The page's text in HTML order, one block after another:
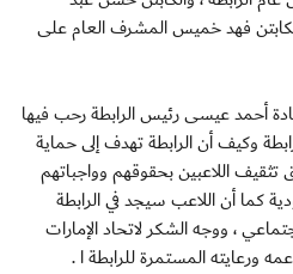
فهد خميس المشرف العام على
أحمد عيسى رئيس الرابطة رحب فيها
وكيف أن الرابطة تهدف إلى حماية
تثقيف اللاعبين بحقوقهم وواجباتهم
كما أن اللاعب سيجد في الرابطة
، ووجه الشكر لاتحاد الإمارات
ورعايته المستمرة للرابطة ا .